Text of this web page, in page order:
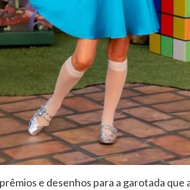
e desenhos para a garotada que